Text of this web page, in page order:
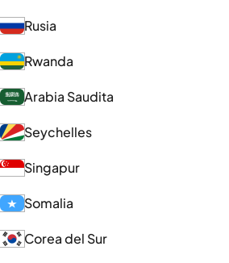
Rusia
Rwanda
Arabia Saudita
Seychelles
Singapur
Somalia
Corea del Sur